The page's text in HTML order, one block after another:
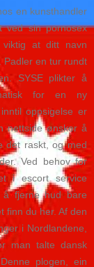
en kunsthandler
ved sin pornosex
viktig at ditt navn
Padler en tur rundt
SYSE plikter å
for en ny
oppsigelse er
nettside ønsker å
det raskt, og med
Ved behov for
i escort service
å fjerne hud bare
finn du her. Af den
i Nordlandene,
man talte dansk
plogen, ein